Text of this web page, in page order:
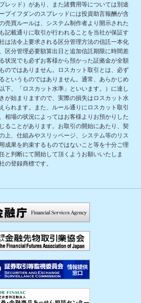
レッド）があり、また諸費用等については別途
プイフダンのスプレッドには投資助言報酬が含
売買ルールは、システム制作者より開示された
記載通りに取引が行われることを当社が保証す
は法令上要求される区分管理方法の信託一本化
区分管理必要額算出日と追加信託期限に時間差
状況でも必ずお客様から預かった証拠金が全額
のではありません。ロスカット取引とは、必ず
というものではありません。通常、あらかじめ
下、「ロスカット水準」といいます。）に達し
が始まりますので、実際の損失はロスカット水
られます。また、ルール通りにロスカット取引
相場の状況によってはお客様よりお預かりした
ることがあります。お取引の開始にあたり、契
上、仕組みやスリッページ、システム等のリス
成果を約束するものではないこと等を十分ご理
と判断にて開始して頂くようお願いいたしま
の登録商標です。